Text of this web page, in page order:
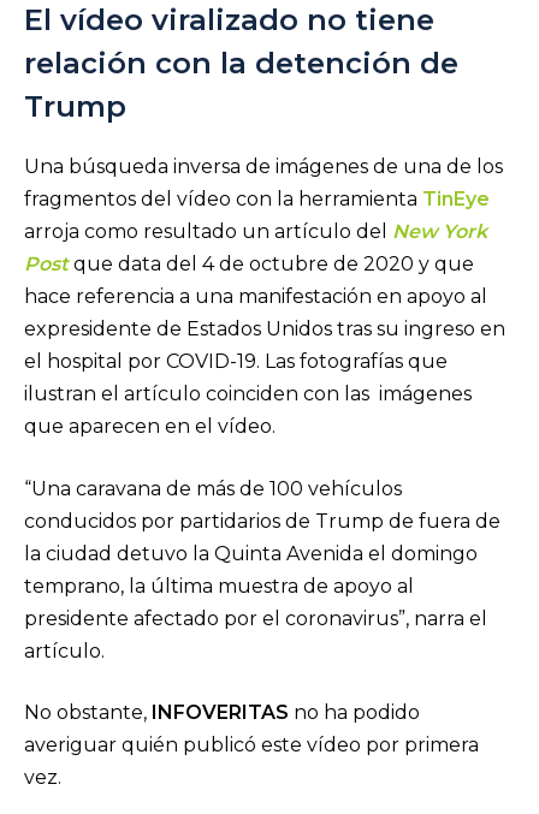
El vídeo viralizado no tiene
relación con la detención de
Trump
Una búsqueda inversa de imágenes de una de los
fragmentos del vídeo con la herramienta TinEye
arroja como resultado un artículo del New York
Postque data del 4 de octubre de 2020 y que
hace referencia a una manifestación en apoyo al
expresidente de Estados Unidos tras su ingreso en
el hospital por COVID-19. Las fotografías que
ilustran el artículo coinciden con las imágenes
que aparecen en el vídeo.
“Una caravana de más de 100 vehículos
conducidos por partidarios de Trump de fuera de
la ciudad detuvo la Quinta Avenida el domingo
temprano, la última muestra de apoyo al
presidente afectado por el coronavirus”, narra el
artículo.
No obstante, INFOVERITAS no ha podido
averiguar quién publicó este vídeo por primera
vez.